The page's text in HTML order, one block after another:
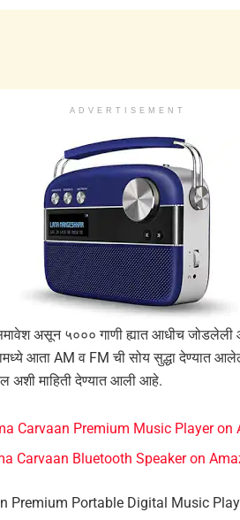
ADVERTISEMENT
असून ५००० गाणी ह्यात आधीच
आता AM व FM ची सोय सुद्धा देण्यात
अशी माहिती देण्यात आली आहे.
Carvaan Premium Music Player on
Carvaan Bluetooth Speaker on
Premium Portable Digital Music